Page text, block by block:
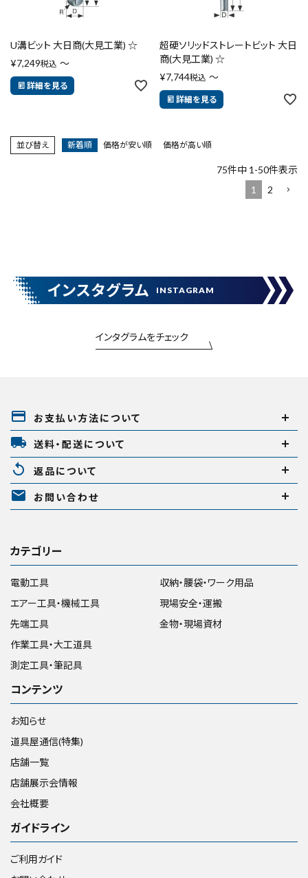
U溝ビット 大日商(大見工業) ☆
¥7,249税込 〜
詳細を見る
超硬ソリッドストレートビット 大日
商(大見工業) ☆
¥7,744税込 〜
詳細を見る
並び替え 新着順 価格が安い順 価格が高い順
75件中 1 -50件表示
1
2
インスタグラム INSTAGRAM
インタグラムをチェック
payment お支払い方法について
local_shipping 送料・配送について
replay 返品について
mail お問い合わせ
カテゴリー
電動工具
エアー工具・機械工具
先端工具
作業工具・大工道具
測定工具・筆記具
収納・腰袋・ワーク用品
現場安全・運搬
金物・現場資材
コンテンツ
お知らせ
道具屋通信(特集)
店舗一覧
店舗展示会情報
会社概要
ガイドライン
ご利用ガイド